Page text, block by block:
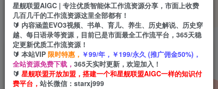
站长招募
推荐
项目周期预估10年
星舰联盟AIGC | 专注优质智能体工作流资源分享，市面上收费
几百几千的工作流资源这里全部都有！
🔰 内容涵盖EVO3视频、书单、育儿、养生、历史解说、历史穿
越、每日语录等资源，目前已是市面最全工作流平台，365天稳
定更新优质工作流资源！
🔰 本站VIP 限时特惠， ￥99/年，￥199/永久 (推广佣金50%)，
全站资源免费下载， 365天实时更新，欢迎加入！
🔰 星舰联盟开放加盟，搭建一个和星舰联盟AIGC一样的知识付
费平台， 站长微信：starxj999